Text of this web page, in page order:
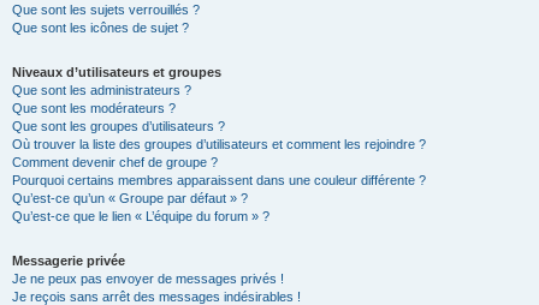
Que sont les sujets verrouillés ?
Que sont les icônes de sujet ?
Niveaux d’utilisateurs et groupes
Que sont les administrateurs ?
Que sont les modérateurs ?
Que sont les groupes d’utilisateurs ?
Où trouver la liste des groupes d’utilisateurs et comment les rejoindre ?
Comment devenir chef de groupe ?
Pourquoi certains membres apparaissent dans une couleur différente ?
Qu’est-ce qu’un « Groupe par défaut » ?
Qu’est-ce que le lien « L’équipe du forum » ?
Messagerie privée
Je ne peux pas envoyer de messages privés !
Je reçois sans arrêt des messages indésirables !